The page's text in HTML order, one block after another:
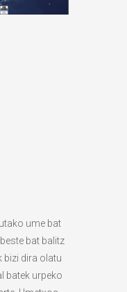
ume bat
bat balitz
bizi dira olatu
batek urpeko